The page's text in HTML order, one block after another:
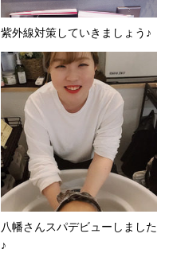
紫外線対策していきましょう♪
八幡さんスパデビューしました
♪